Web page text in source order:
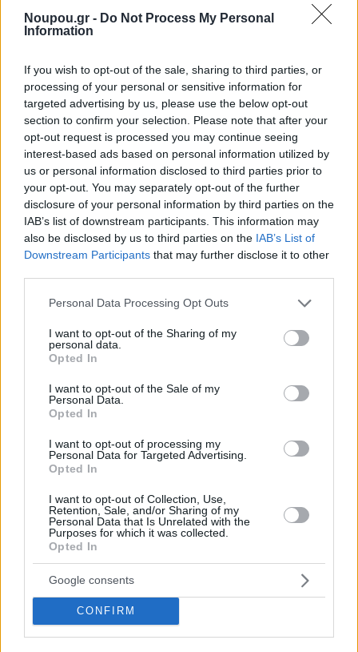
Noupou.gr - Do Not Process My Personal
Information
If you wish to opt-out of the sale, sharing to third parties, or
processing of your personal or sensitive information for
targeted advertising by us, please use the below opt-out
section to confirm your selection. Please note that after your
opt-out request is processed you may continue seeing
interest-based ads based on personal information utilized by
us or personal information disclosed to third parties prior to
your opt-out. You may separately opt-out of the further
disclosure of your personal information by third parties on the
IAB’s list of downstream participants. This information may
also be disclosed by us to third parties on the IAB’s List of
Downstream Participants that may further disclose it to other
Please note that this website/app uses one or more Google
not limited to your visit or usage behaviour. You may click to
grant or deny consent to Google and its third-party tags to
use your data for below specified purposes in below Google
consent section.
Personal Data Processing Opt Outs
I want to opt-out of the Sharing of my
personal data.
Opted In
I want to opt-out of the Sale of my
Personal Data.
Opted In
I want to opt-out of processing my
Personal Data for Targeted Advertising.
Opted In
I want to opt-out of Collection, Use,
Retention, Sale, and/or Sharing of my
Personal Data that Is Unrelated with the
Purposes for which it was collected.
Opted In
Google consents
CONFIRM
Οι 10 καλύτερες ράτσες για οικογένεια και παιδιά
Το ημερολόγιο ενός αδέσποτου σκύλου